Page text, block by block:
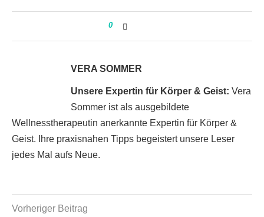
0
VERA SOMMER
Unsere Expertin für Körper & Geist: Vera
Sommer ist als ausgebildete
Wellnesstherapeutin anerkannte Expertin für Körper &
Geist. Ihre praxisnahen Tipps begeistert unsere Leser
jedes Mal aufs Neue.
Vorheriger Beitrag